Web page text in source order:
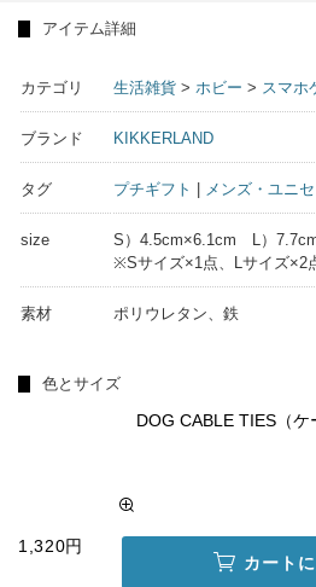
アイテム詳細
カテゴリ 生活雑貨 > ホビー > スマホ
ブランド KIKKERLAND
タグ プチギフト メンズ・ユニ
size
S）4.5cm×6.1cm L）
※Sサイズ×1点、Lサイズ×2
素材 ポリウレタン、鉄
色とサイズ
DOG CABLE TIES（ケ
1,320円
カート